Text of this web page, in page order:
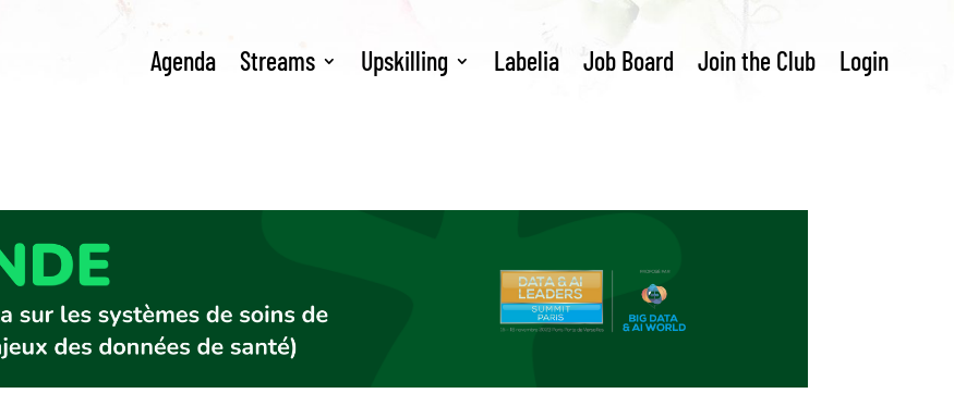
Agenda Streams Upskilling Labelia Job Board Join the Club Login